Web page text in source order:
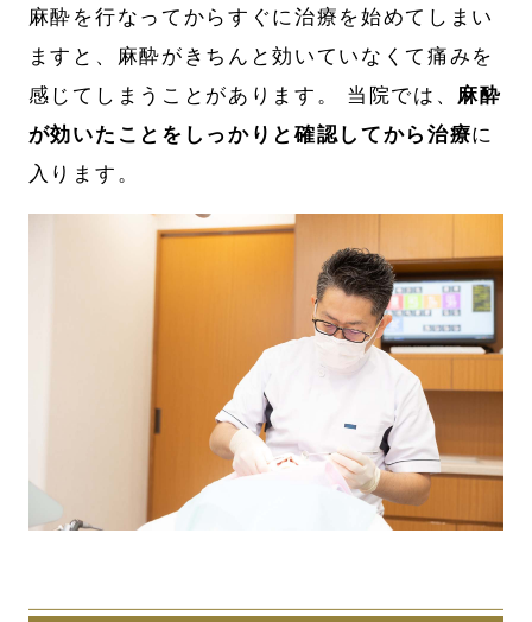
麻酔を行なってからすぐに治療を始めてしまい
ますと、麻酔がきちんと効いていなくて痛みを
感じてしまうことがあります。 当院では、 麻酔
が効いたことをしっかりと確認してから治療に
入ります。